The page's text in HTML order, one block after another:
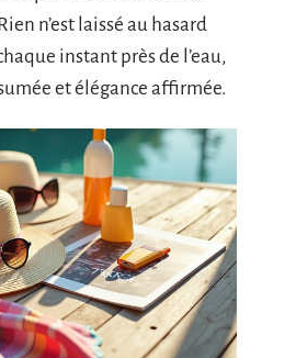
n’est laissé au hasard
instant près de l’eau,
et élégance affirmée.